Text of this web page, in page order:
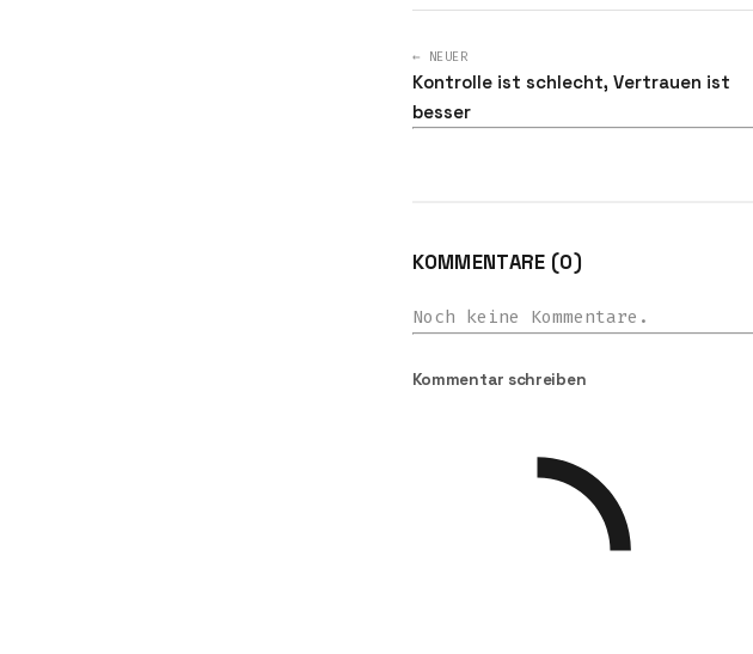
← NEUER
Kontrolle ist schlecht, Vertrauen ist
besser
KOMMENTARE (0)
Noch keine Kommentare.
Kommentar schreiben